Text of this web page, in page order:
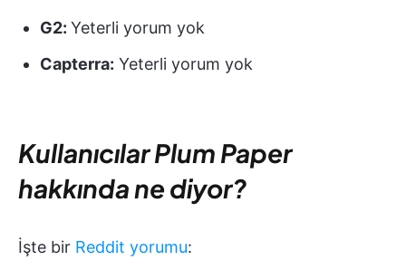
G2: Yeterli yorum yok
Capterra: Yeterli yorum yok
Kullanıcılar Plum Paper
hakkında ne diyor?
İşte bir Reddit yorumu: